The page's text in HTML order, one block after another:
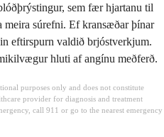
sem fær hjartanu til
meira súrefni. Ef kransæðar þínar
eftirspurn valdið brjóstverkjum.
hluti af angínu meðferð.
purposes only and does not constitute
provider for diagnosis and treatment
call 911 or go to the nearest emergency